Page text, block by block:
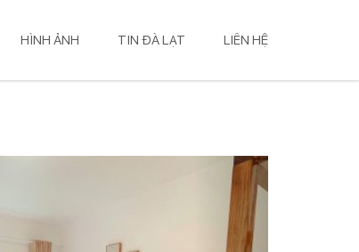
HÌNH ẢNH TIN ĐÀ LẠT LIÊN HỆ